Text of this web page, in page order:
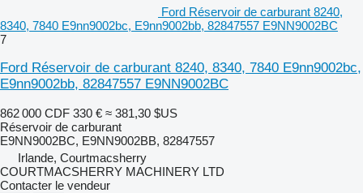
Ford Réservoir de carburant 8240,
8340, 7840 E9nn9002bc, E9nn9002bb, 82847557 E9NN9002BC
7
Ford Réservoir de carburant 8240, 8340, 7840 E9nn9002bc,
E9nn9002bb, 82847557 E9NN9002BC
862 000 CDF 330 € ≈ 381,30 $US
Réservoir de carburant
E9NN9002BC, E9NN9002BB, 82847557
Irlande, Courtmacsherry
COURTMACSHERRY MACHINERY LTD
Contacter le vendeur